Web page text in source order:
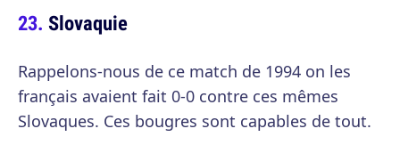
Slovaquie
Rappelons-nous de ce match de 1994 on les
français avaient fait 0-0 contre ces mêmes
Slovaques. Ces bougres sont capables de tout.